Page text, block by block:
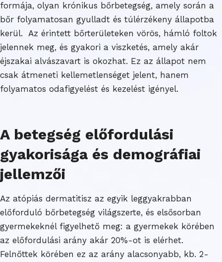
formája, olyan krónikus bőrbetegség, amely során a
bőr folyamatosan gyulladt és túlérzékeny állapotba
kerül. Az érintett bőrterületeken vörös, hámló foltok
jelennek meg, és gyakori a viszketés, amely akár
éjszakai alvászavart is okozhat. Ez az állapot nem
csak átmeneti kellemetlenséget jelent, hanem
folyamatos odafigyelést és kezelést igényel.
A betegség előfordulási
gyakorisága és demográfiai
jellemzői
Az atópiás dermatitisz az egyik leggyakrabban
előforduló bőrbetegség világszerte, és elsősorban
gyermekeknél figyelhető meg: a gyermekek körében
az előfordulási arány akár 20%-ot is elérhet.
Felnőttek körében ez az arány alacsonyabb, kb. 2-